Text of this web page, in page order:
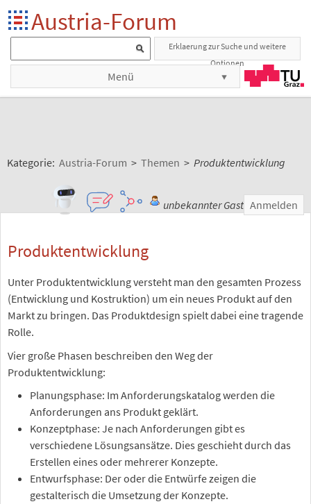
Austria-Forum
Erklaerung zur Suche und weitere
Optionen
Menü
Kategorie: Austria-Forum > Themen > Produktentwicklung
unbekannter Gast Anmelden
Produktentwicklung
Unter Produktentwicklung versteht man den gesamten Prozess
(Entwicklung und Kostruktion) um ein neues Produkt auf den
Markt zu bringen. Das Produktdesign spielt dabei eine tragende
Rolle.
Vier große Phasen beschreiben den Weg der
Produktentwicklung:
Planungsphase: Im Anforderungskatalog werden die
Anforderungen ans Produkt geklärt.
Konzeptphase: Je nach Anforderungen gibt es
verschiedene Lösungsansätze. Dies geschieht durch das
Erstellen eines oder mehrerer Konzepte.
Entwurfsphase: Der oder die Entwürfe zeigen die
gestalterisch die Umsetzung der Konzepte.